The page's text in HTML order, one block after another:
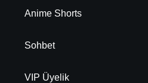
Anime Shorts
Sohbet
VIP Üyelik